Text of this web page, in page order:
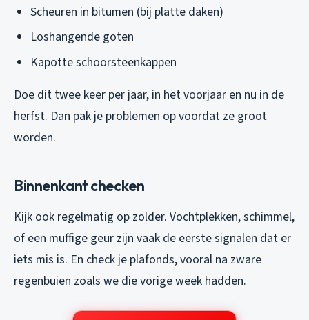
Scheuren in bitumen (bij platte daken)
Loshangende goten
Kapotte schoorsteenkappen
Doe dit twee keer per jaar, in het voorjaar en nu in de
herfst. Dan pak je problemen op voordat ze groot
worden.
Binnenkant checken
Kijk ook regelmatig op zolder. Vochtplekken, schimmel,
of een muffige geur zijn vaak de eerste signalen dat er
iets mis is. En check je plafonds, vooral na zware
regenbuien zoals we die vorige week hadden.